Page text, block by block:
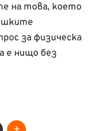
на това, което
за физическа
е нищо без